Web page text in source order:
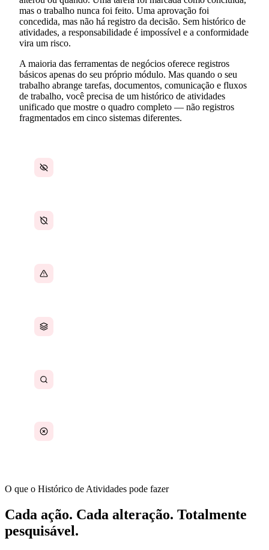
mas o trabalho nunca foi feito. Uma aprovação foi
concedida, mas não há registro da decisão. Sem histórico de
atividades, a responsabilidade é impossível e a conformidade
vira um risco.
A maioria das ferramentas de negócios oferece registros
básicos apenas do seu próprio módulo. Mas quando o seu
trabalho abrange tarefas, documentos, comunicação e fluxos
de trabalho, você precisa de um histórico de atividades
unificado que mostre o quadro completo — não registros
fragmentados em cinco sistemas diferentes.
O que o Histórico de Atividades pode fazer
Cada ação. Cada alteração. Totalmente
pesquisável.